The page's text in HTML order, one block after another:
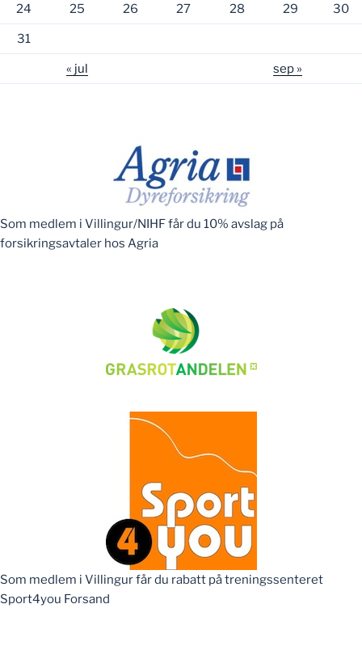
24 25 26 27 28 29 30
31
« jul sep »
Som medlem i Villingur/NIHF får du 10% avslag på
forsikringsavtaler hos Agria
Som medlem i Villingur får du rabatt på treningssenteret
Sport4you Forsand